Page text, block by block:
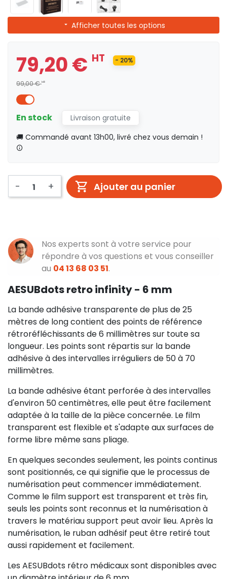
Afficher toutes les options
79,20 € HT
99,00 €HT
- 20%
En stock
Livraison gratuite
🚚 Commandé avant 13h00, livré chez vous demain !
- + Ajouter au panier
Nos experts sont à votre service pour
répondre à vos questions et vous conseiller
au 04 13 68 03 51.
AESUBdots retro infinity - 6 mm
La bande adhésive transparente de plus de 25
mètres de long contient des points de référence
rétroréfléchissants de 6 millimètres sur toute sa
longueur. Les points sont répartis sur la bande
adhésive à des intervalles irréguliers de 50 à 70
millimètres.
La bande adhésive étant perforée à des intervalles
d'environ 50 centimètres, elle peut être facilement
adaptée à la taille de la pièce concernée. Le film
transparent est flexible et s'adapte aux surfaces de
forme libre même sans pliage.
En quelques secondes seulement, les points continus
sont positionnés, ce qui signifie que le processus de
numérisation peut commencer immédiatement.
Comme le film support est transparent et très fin,
seuls les points sont reconnus et la numérisation à
travers le matériau support peut avoir lieu. Après la
numérisation, le ruban adhésif peut être retiré tout
aussi rapidement et facilement.
Les AESUBdots rétro médicaux sont disponibles avec